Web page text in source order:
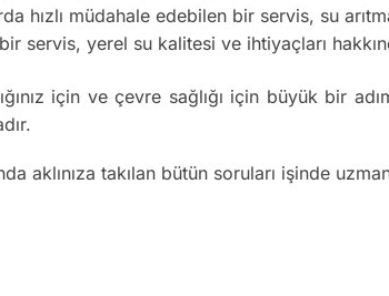
hızlı müdahale edebilen bir servis, su
servis, yerel su kalitesi ve ihtiyaçları
için ve çevre sağlığı için büyük bir
aklınıza takılan bütün soruları işinde